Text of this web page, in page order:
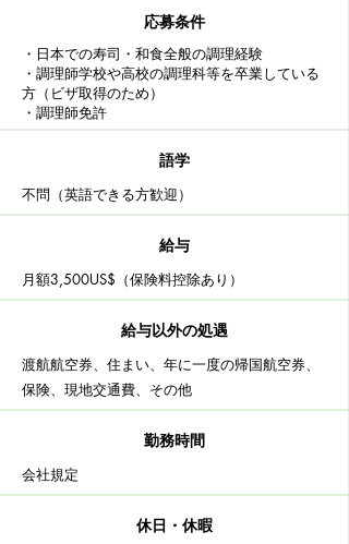
応募条件
・日本での寿司・和食全般の調理経験
・調理師学校や高校の調理科等を卒業している
方（ビザ取得のため）
・調理師免許
語学
不問（英語できる方歓迎）
給与
月額3,500US$（保険料控除あり）
給与以外の処遇
渡航航空券、住まい、年に一度の帰国航空券、
保険、現地交通費、その他
​勤務時間
会社規定
休日・休暇